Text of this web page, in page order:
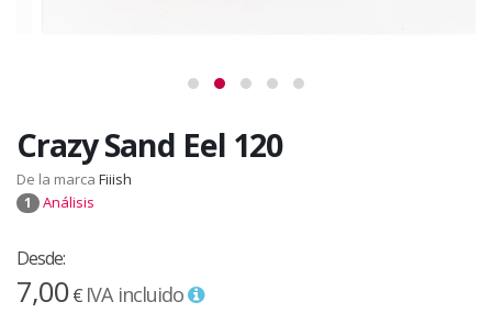
Crazy Sand Eel 120
De la marca Fiiish
1 Análisis
Desde:
7,00€ IVA incluido